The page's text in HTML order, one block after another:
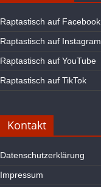
Raptastisch auf Facebook
Raptastisch auf Instagram
Raptastisch auf YouTube
Raptastisch auf TikTok
Kontakt
Datenschutzerklärung
Impressum